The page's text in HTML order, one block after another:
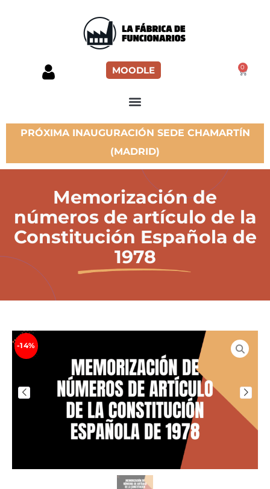
MOODLE 0
PRÓXIMA INAUGURACIÓN SEDE CHAMARTÍN
(MADRID)
Memorización de
números de artículo de la
Constitución Española de
1978
-14%